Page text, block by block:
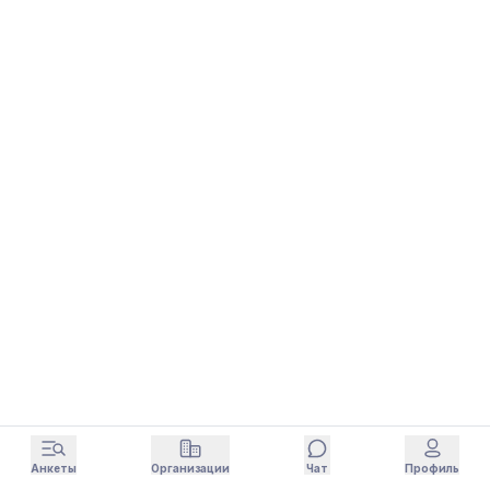
Анкеты Организации Чат Профиль